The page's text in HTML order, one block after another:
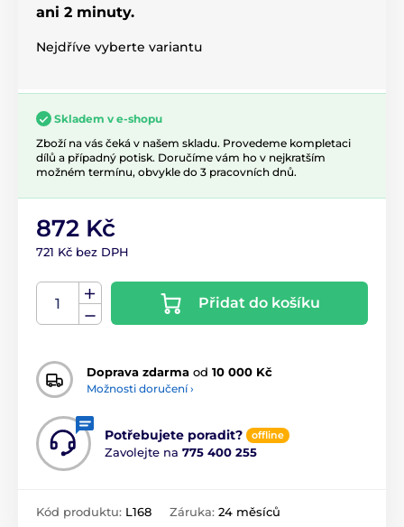
ani 2 minuty.
Nejdříve vyberte variantu
Skladem v e-shopu
Zboží na vás čeká v našem skladu. Provedeme kompletaci
dílů a případný potisk. Doručíme vám ho v nejkratším
možném termínu, obvykle do 3 pracovních dnů.
872 Kč
721 Kč bez DPH
Přidat do košíku
Doprava zdarma od 10 000 Kč
Možnosti doručení ›
Potřebujete poradit? offline
Zavolejte na 775 400 255
Kód produktu: L168 Záruka: 24 měsíců